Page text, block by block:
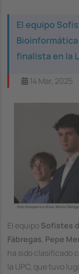
El equipo
Bioinformática
finalista en la
14 Mar, 2025
Image
El equipoSofistes
Fàbregas, Pepe
ha sido clasificado
la UPC, que tuvo